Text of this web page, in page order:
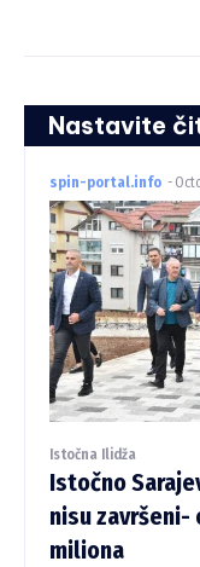
Nastavite
spin-portal.info -
Istočna Ilidža
Istočno
nisu završeni-
miliona